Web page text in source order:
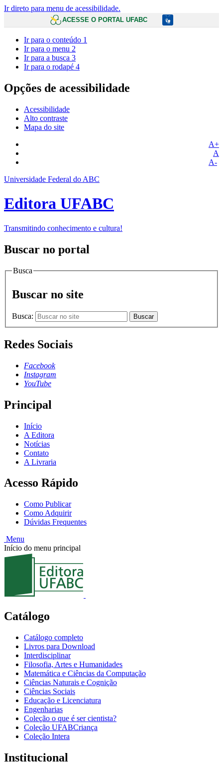
Ir direto para menu de acessibilidade.
ACESSE O PORTAL UFABC
Ir para o conteúdo 1
Ir para o menu 2
Ir para a busca 3
Ir para o rodapé 4
Opções de acessibilidade
Acessibilidade
Alto contraste
Mapa do site
A+
A
A-
Universidade Federal do ABC
Editora UFABC
Transmitindo conhecimento e cultura!
Buscar no portal
Busca
Buscar no site
Busca: Buscar
Redes Sociais
Facebook
Instagram
YouTube
Principal
Início
A Editora
Notícias
Contato
A Livraria
Acesso Rápido
Como Publicar
Como Adquirir
Dúvidas Frequentes
Menu
Início do menu principal
Catálogo
Catálogo completo
Livros para Download
Interdisciplinar
Filosofia, Artes e Humanidades
Matemática e Ciências da Computação
Ciências Naturais e Cognição
Ciências Sociais
Educação e Licenciatura
Engenharias
Coleção o que é ser cientista?
Coleção UFABCriança
Coleção Intera
Institucional